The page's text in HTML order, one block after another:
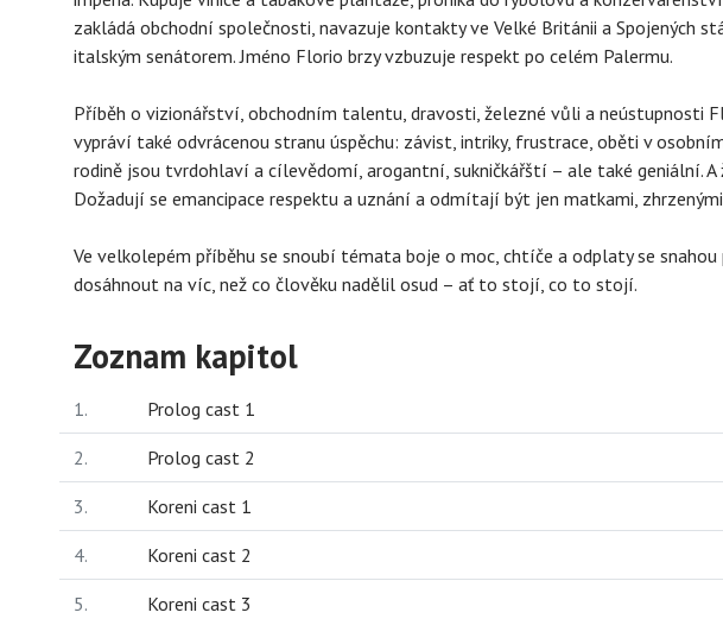
zakládá obchodní společnosti, navazuje kontakty ve Velké Británii a Spojených
italským senátorem. Jméno Florio brzy vzbuzuje respekt po celém Palermu.
Příběh o vizionářství, obchodním talentu, dravosti, železné vůli a neústupnosti
vypráví také odvrácenou stranu úspěchu: závist, intriky, frustrace, oběti v
rodině jsou tvrdohlaví a cílevědomí, arogantní, sukničkářští – ale také geniální. A
Dožadují se emancipace respektu a uznání a odmítají být jen matkami,
Ve velkolepém příběhu se snoubí témata boje o moc, chtíče a odplaty se snahou
dosáhnout na víc, než co člověku nadělil osud – ať to stojí, co to stojí.
Zoznam kapitol
1. Prolog cast 1
2. Prolog cast 2
3. Koreni cast 1
4. Koreni cast 2
5. Koreni cast 3